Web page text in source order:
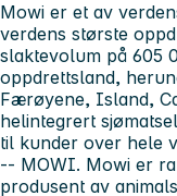
Mowi er et av
verdens største
slaktevolum på 605
oppdrettsland,
Færøyene, Island,
helintegrert
til kunder over hele
-- MOWI. Mowi er
produsent av